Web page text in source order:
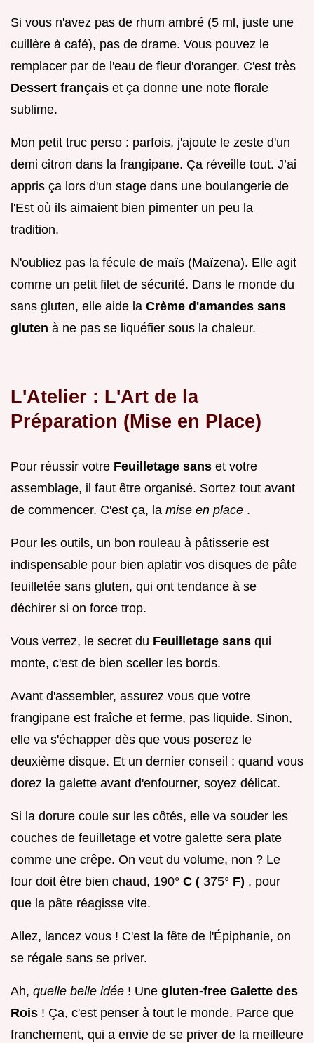
Si vous n'avez pas de rhum ambré (5 ml, juste une
cuillère à café), pas de drame. Vous pouvez le
remplacer par de l'eau de fleur d'oranger. C'est très
Dessert français et ça donne une note florale
sublime.
Mon petit truc perso : parfois, j'ajoute le zeste d'un
demi citron dans la frangipane. Ça réveille tout. J’ai
appris ça lors d'un stage dans une boulangerie de
l'Est où ils aimaient bien pimenter un peu la
tradition.
N'oubliez pas la fécule de maïs (Maïzena). Elle agit
comme un petit filet de sécurité. Dans le monde du
sans gluten, elle aide la Crème d'amandes sans
gluten à ne pas se liquéfier sous la chaleur.
L'Atelier : L'Art de la
Préparation (Mise en Place)
Pour réussir votre Feuilletage sans et votre
assemblage, il faut être organisé. Sortez tout avant
de commencer. C'est ça, la mise en place .
Pour les outils, un bon rouleau à pâtisserie est
indispensable pour bien aplatir vos disques de pâte
feuilletée sans gluten, qui ont tendance à se
déchirer si on force trop.
Vous verrez, le secret du Feuilletage sans qui
monte, c'est de bien sceller les bords.
Avant d'assembler, assurez vous que votre
frangipane est fraîche et ferme, pas liquide. Sinon,
elle va s'échapper dès que vous poserez le
deuxième disque. Et un dernier conseil : quand vous
dorez la galette avant d'enfourner, soyez délicat.
Si la dorure coule sur les côtés, elle va souder les
couches de feuilletage et votre galette sera plate
comme une crêpe. On veut du volume, non ? Le
four doit être bien chaud, 190° C ( 375° F) , pour
que la pâte réagisse vite.
Allez, lancez vous ! C'est la fête de l'Épiphanie, on
se régale sans se priver.
Ah, quelle belle idée ! Une gluten-free Galette des
Rois ! Ça, c'est penser à tout le monde. Parce que
franchement, qui a envie de se priver de la meilleure